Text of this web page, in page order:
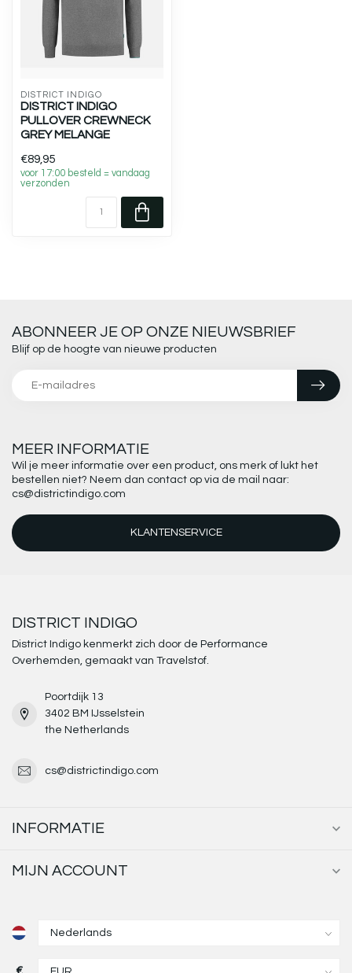
DISTRICT INDIGO
DISTRICT INDIGO
PULLOVER CREWNECK
GREY MELANGE
€89,95
voor 17:00 besteld = vandaag
verzonden
MEER INFORMATIE
Wil je meer informatie over een product, ons merk of lukt het
bestellen niet? Neem dan contact op via de mail naar:
cs@districtindigo.com
KLANTENSERVICE
ABONNEER JE OP ONZE NIEUWSBRIEF
Blijf op de hoogte van nieuwe producten
DISTRICT INDIGO
District Indigo kenmerkt zich door de Performance
Overhemden, gemaakt van Travelstof.
Poortdijk 13
3402 BM IJsselstein
the Netherlands
cs@districtindigo.com
INFORMATIE
MIJN ACCOUNT